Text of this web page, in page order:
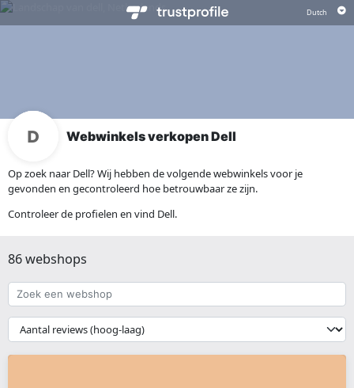
Webwinkels verkopen Dell
Op zoek naar Dell? Wij hebben de volgende webwinkels voor je
gevonden en gecontroleerd hoe betrouwbaar ze zijn.
Controleer de profielen en vind Dell.
86 webshops
Zoek
een
webshop
{{
__('Sort')
}}